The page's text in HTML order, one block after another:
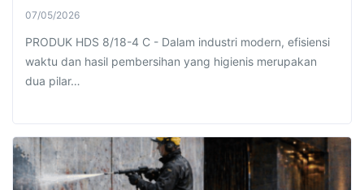
07/05/2026
PRODUK HDS 8/18-4 C - Dalam industri modern, efisiensi
waktu dan hasil pembersihan yang higienis merupakan
dua pilar…